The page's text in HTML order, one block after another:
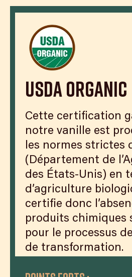
USDA Organic
Cette certification
notre vanille est
les normes strictes
(Département de
des États-Unis) en
d’agriculture
certifie donc
produits chimiques
pour le processus
de transformation.